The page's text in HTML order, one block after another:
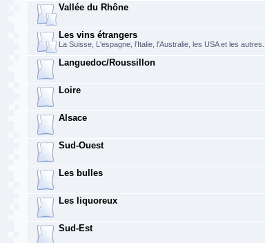
Vallée du Rhône
Les vins étrangers
La Suisse, L'espagne, l'Italie, l'Australie, les USA et les autres...
Languedoc/Roussillon
Loire
Alsace
Sud-Ouest
Les bulles
Les liquoreux
Sud-Est